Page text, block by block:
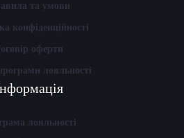
та умови
конфіденційності
оферти
лояльності
лояльності